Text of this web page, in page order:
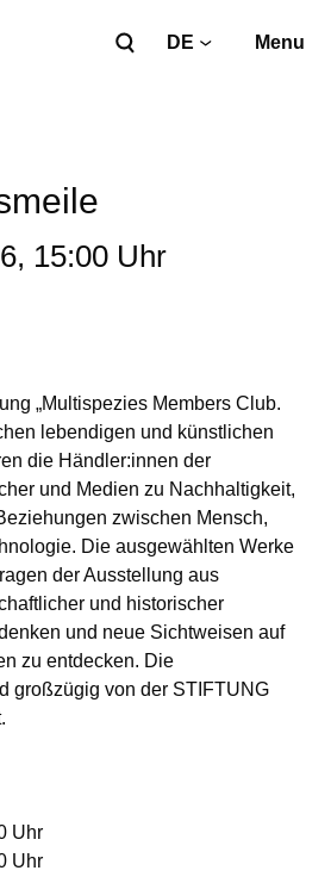
DE Menu
15:00 Uhr
„Multispezies Members Club.
lebendigen und künstlichen
die Händler:innen der
und Medien zu Nachhaltigkeit,
zwischen Mensch,
Die ausgewählten Werke
der Ausstellung aus
und historischer
und neue Sichtweisen auf
zu entdecken. Die
großzügig von der STIFTUNG
Uhr
Uhr